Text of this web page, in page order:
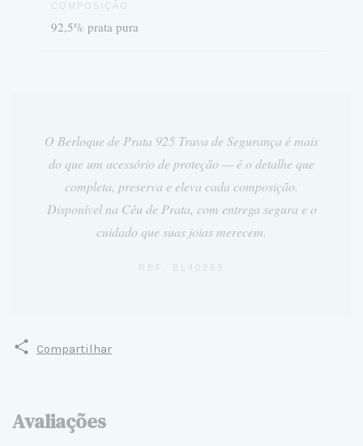
COMPOSIÇÃO
92,5% prata pura
O Berloque de Prata 925 Trava de Segurança é mais
do que um acessório de proteção — é o detalhe que
completa, preserva e eleva cada composição.
Disponível na Céu de Prata, com entrega segura e o
cuidado que suas joias merecem.
REF. BL40283
Compartilhar
Avaliações